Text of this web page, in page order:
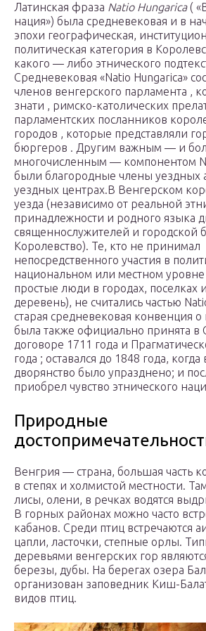
Латинская фраза Natio Hungarica(
нация») была средневековая и в
эпохи географическая,
политическая категория в
какого — либо этнического
Средневековая «Natio Hungarica»
членов венгерского парламента ,
знати , римско-католических
парламентских посланников
городов , которые представляли
бюргеров . Другим важным — и
многочисленным — компонентом
были благородные члены уездных
уездных центрах.В Венгерском
уезда (независимо от реальной
принадлежности и родного языка
священнослужителей и городской
Королевство). Те, кто не принимал
непосредственного участия в
национальном или местном
простые люди в городах, поселках
деревень), не считались частью
старая средневековая конвенция
была также официально принята в
договоре 1711 года и
года ; оставался до 1848 года,
дворянство было упразднено; и
приобрел чувство этнического
Природные
Венгрия — страна, большая часть
в степях и холмистой местности.
лисы, олени, в речках водятся
В горных районах можно часто
кабанов. Среди птиц встречаются
цапли, ласточки, степные орлы.
деревьями венгерских гор
березы, дубы. На берегах озера
организован заповедник Киш-
видов птиц.